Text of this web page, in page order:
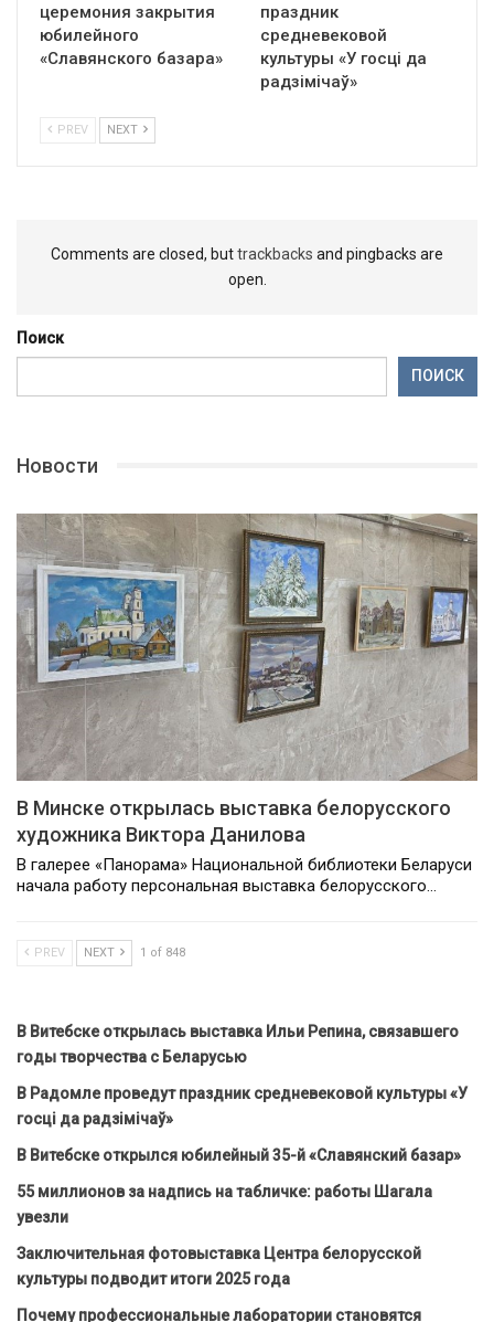
церемония закрытия
юбилейного
«Славянского базара»
праздник
средневековой
культуры «У госці да
радзімічаў»
PREV NEXT
Comments are closed, buttrackbacks and pingbacks are
open.
Поиск
ПОИСК
Новости
В Минске открылась выставка белорусского
художника Виктора Данилова
В галерее «Панорама» Национальной библиотеки Беларуси
начала работу персональная выставка белорусского…
PREV NEXT 1 of 848
В Витебске открылась выставка Ильи Репина, связавшего
годы творчества с Беларусью
В Радомле проведут праздник средневековой культуры «У
госці да радзімічаў»
В Витебске открылся юбилейный 35-й «Славянский базар»
55 миллионов за надпись на табличке: работы Шагала
увезли
Заключительная фотовыставка Центра белорусской
культуры подводит итоги 2025 года
Почему профессиональные лаборатории становятся